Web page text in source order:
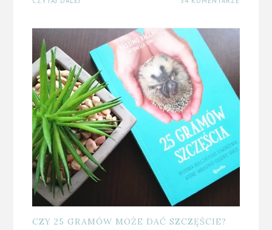
CZY 25 GRAMÓW MOŻE DAĆ SZCZĘŚCIE?